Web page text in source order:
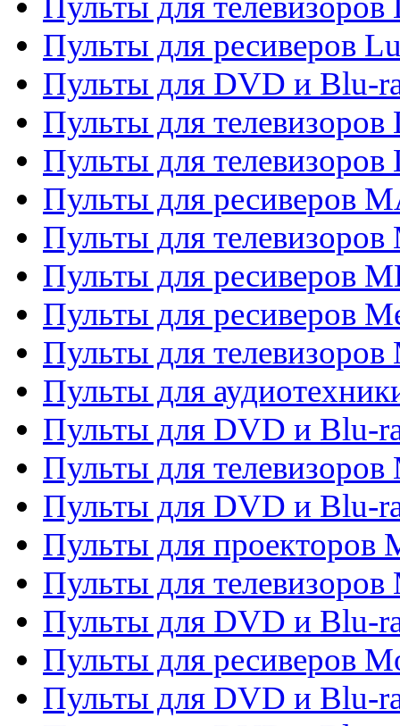
Пульты для ресиверов
Пульты для DVD и Blu-
Пульты для телевизоров
Пульты для телевизоров
Пульты для ресиверов
Пульты для телевизоров
Пульты для ресиверов
Пульты для ресиверов
Пульты для телевизоров
Пульты для
Пульты для DVD и Blu-
Пульты для
Пульты для DVD и Blu-
Пульты для проекторов
Пульты для
Пульты для DVD и Blu-
Пульты для ресиверов
Пульты для DVD и Blu-